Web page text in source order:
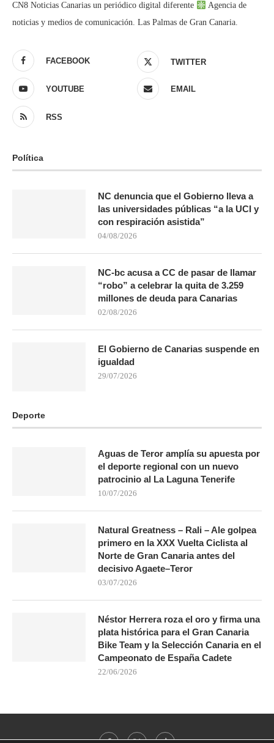
CN8 Noticias Canarias un periódico digital diferente
Agencia de
noticias y medios de comunicación. Las Palmas de Gran Canaria.
FACEBOOK TWITTER
YOUTUBE EMAIL
RSS
Política
NC denuncia que el Gobierno lleva a
las universidades públicas “a la UCI y
con respiración asistida”
04/08/2026
NC-bc acusa a CC de pasar de llamar
“robo” a celebrar la quita de 3.259
millones de deuda para Canarias
02/08/2026
El Gobierno de Canarias suspende en
igualdad
29/07/2026
Deporte
Aguas de Teror amplía su apuesta por
el deporte regional con un nuevo
patrocinio al La Laguna Tenerife
10/07/2026
Natural Greatness – Rali – Ale golpea
primero en la XXX Vuelta Ciclista al
Norte de Gran Canaria antes del
decisivo Agaete–Teror
03/07/2026
Néstor Herrera roza el oro y firma una
plata histórica para el Gran Canaria
Bike Team y la Selección Canaria en el
Campeonato de España Cadete
22/06/2026